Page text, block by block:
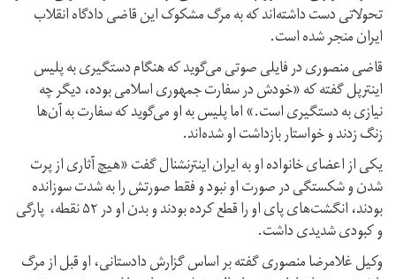
تحولاتی دست داشته‌اند که به مرگ مشکوک این قاضی دادگاه انقلاب
ایران منجر شده است.
قاضی منصوری در فایلی صوتی می‌گوید که هنگام دستگیری به پلیس
اینترپل گفته که «خودش در سفارت جمهوری اسلامی بوده، دیگر چه
نیازی به دستگیری است.» اما پلیس به او می‌گوید که سفارت به آن‌ها
زنگ زدند و خواستار بازداشت او شده‌اند.
یکی از اعضای خانواده او به ایران اینترنشنال گفت «هیچ آثاری از پرت
شدن و شکستگی در صورت او نبود و فقط صورتش را به شدت سوزانده
بودند، انگشت‌های پای او را قطع کرده بودند و بدن او در ۵۲ نقطه، پارگی
و کبودی شدیدی داشت.
وکیل غلامرضا منصوری گفته بر اساس گزارش دادستانی، او قبل از مرگ